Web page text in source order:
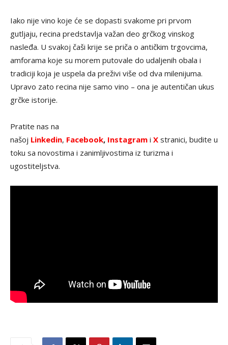
Iako nije vino koje će se dopasti svakome pri prvom
gutljaju, recina predstavlja važan deo grčkog vinskog
nasleđa. U svakoj čaši krije se priča o antičkim trgovcima,
amforama koje su morem putovale do udaljenih obala i
tradiciji koja je uspela da preživi više od dva milenijuma.
Upravo zato recina nije samo vino – ona je autentičan ukus
grčke istorije.
Pratite nas na
našoj Linkedin, Facebook, Instagram i X stranici, budite u
toku sa novostima i zanimljivostima iz turizma i
ugostiteljstva.